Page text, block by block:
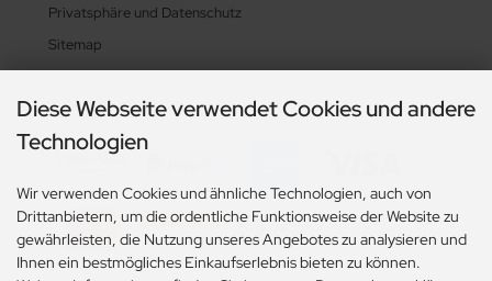
Privatsphäre und Datenschutz
Sitemap
Zahlungsarten
Diese Webseite verwendet Cookies und andere
Technologien
Wir verwenden Cookies und ähnliche Technologien, auch von
Drittanbietern, um die ordentliche Funktionsweise der Website zu
gewährleisten, die Nutzung unseres Angebotes zu analysieren und
Ihnen ein bestmögliches Einkaufserlebnis bieten zu können.